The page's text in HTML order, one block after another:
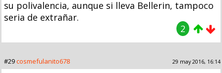
su polivalencia, aunque si lleva Bellerin, tampoco
seria de extrañar.
2
#29cosmefulanito678 29 may 2016, 16:14